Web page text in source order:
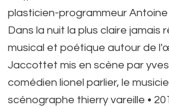
plasticien-programmeur Antoine
Dans la nuit la plus claire jamais
musical et poétique autour de
Jaccottet mis en scène par
comédien lionel parlier, le
scénographe thierry vareille •